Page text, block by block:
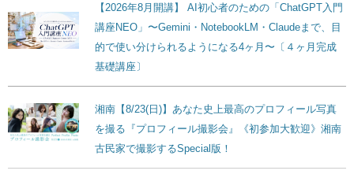
【2026年8月開講】 AI初心者のための「ChatGPT入門
講座NEO」〜Gemini・NotebookLM・Claudeまで、目
的で使い分けられるようになる4ヶ月〜〔４ヶ月完成
基礎講座〕
湘南【8/23(日)】あなた史上最高のプロフィール写真
を撮る『プロフィール撮影会』《初参加大歓迎》湘南
古民家で撮影するSpecial版！